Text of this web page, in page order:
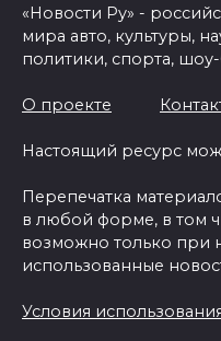
«Новости Ру» -
мира авто, культуры,
политики, спорта,
О проекте
Настоящий ресурс
Перепечатка
в любой форме, в том
возможно только при
использованные
Условия